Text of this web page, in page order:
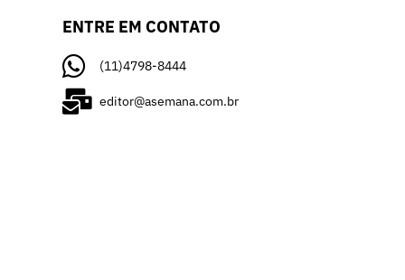
ENTRE EM CONTATO
(11)4798-8444
editor@asemana.com.br